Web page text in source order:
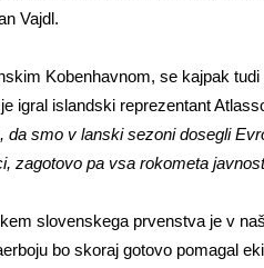
Vajdl.
Kobenhavnom, se kajpak
igral islandski reprezentant
da smo v lanski sezoni dosegli
zagotovo pa vsa rokometa
slovenskega prvenstva je v
bo skoraj gotovo pomagal